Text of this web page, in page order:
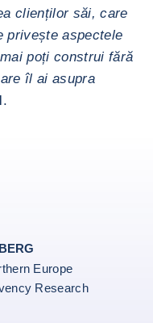
clienților săi, care
privește aspectele
poți construi fără
îl ai asupra
.
Europe
Research